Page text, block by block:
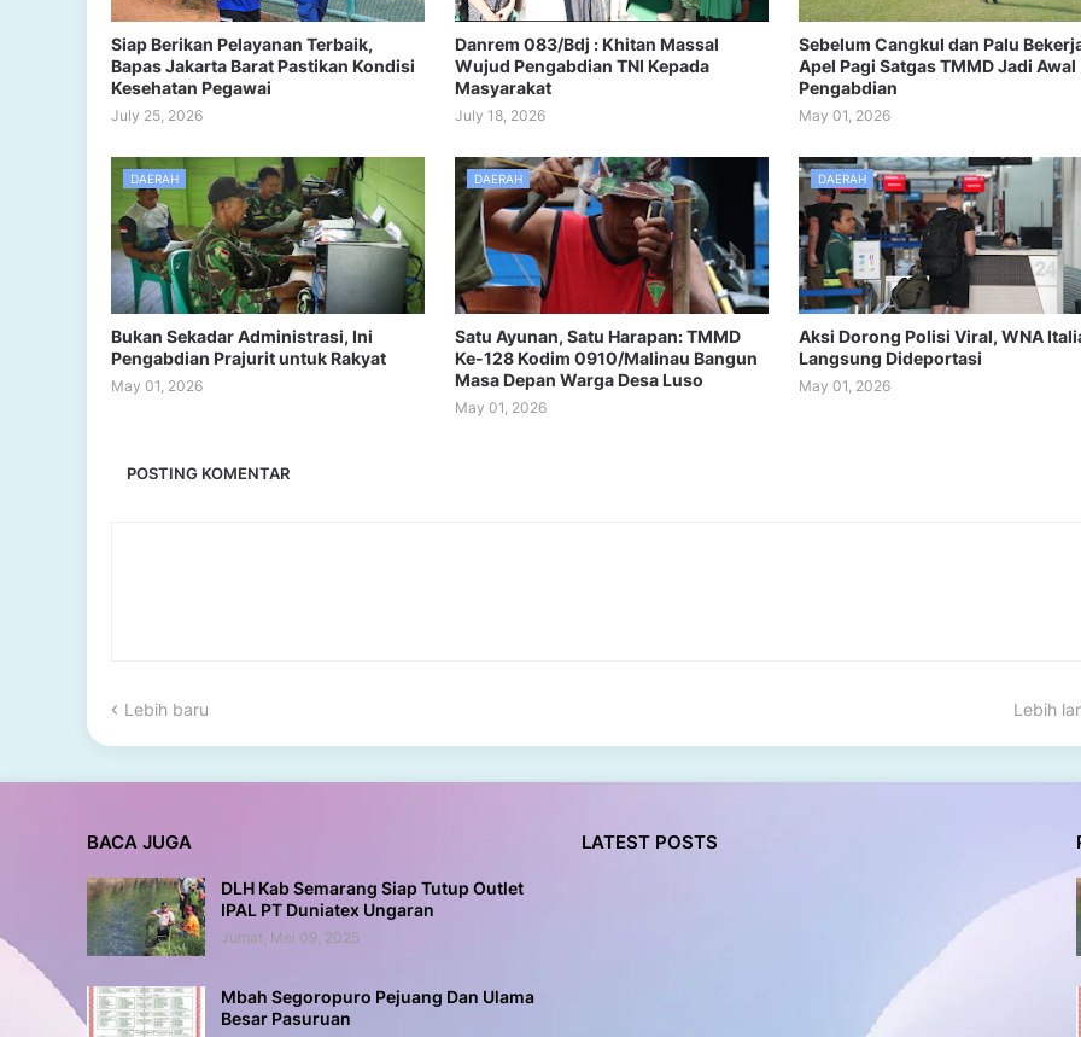
Siap Berikan Pelayanan Terbaik,
Bapas Jakarta Barat Pastikan Kondisi
Kesehatan Pegawai
July 25, 2026
Danrem 083/Bdj : Khitan Massal
Wujud Pengabdian TNI Kepada
Masyarakat
July 18, 2026
Sebelum Cangkul dan Palu
Apel Pagi Satgas TMMD Jadi Awal
Pengabdian
May 01, 2026
DAERAH
Bukan Sekadar Administrasi, Ini
Pengabdian Prajurit untuk Rakyat
May 01, 2026
DAERAH
Satu Ayunan, Satu Harapan: TMMD
Ke-128 Kodim 0910/Malinau Bangun
Masa Depan Warga Desa Luso
May 01, 2026
DAERAH
Aksi Dorong Polisi Viral, WNA
Langsung Dideportasi
May 01, 2026
POSTING KOMENTAR
Lebih baru Lebih
BACA JUGA
DLH Kab Semarang Siap Tutup Outlet
IPAL PT Duniatex Ungaran
Jumat, Mei 09, 2025
Mbah Segoropuro Pejuang Dan Ulama
Besar Pasuruan
LATEST POSTS